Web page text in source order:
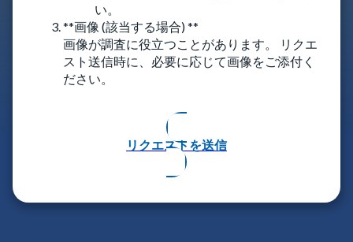
い。
**画像 (該当する場合) **
画像が調査に役立つことがあります。 リクエ
スト送信時に、必要に応じて画像をご添付く
ださい。
リクエストを送信